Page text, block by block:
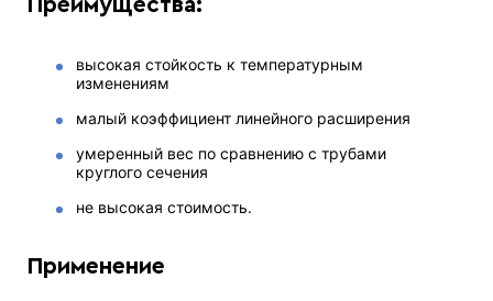
Преимущества:
высокая стойкость к температурным
изменениям
малый коэффициент линейного расширения
умеренный вес по сравнению с трубами
круглого сечения
не высокая стоимость.
Применение